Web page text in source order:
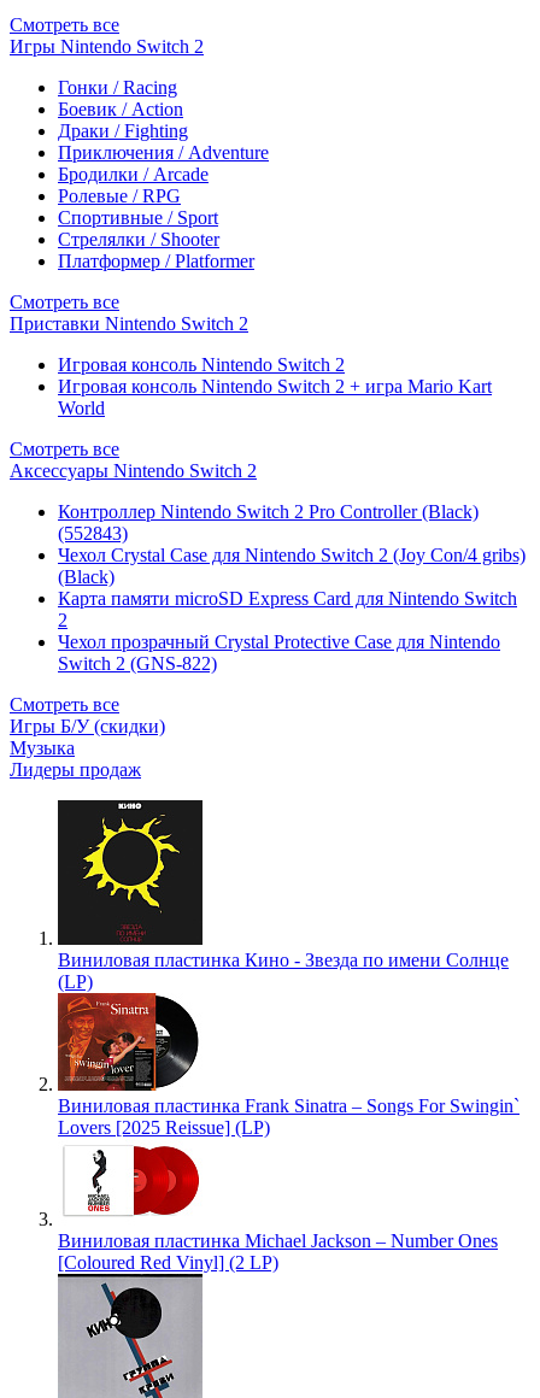
Смотреть все
Игры Nintendo Switch 2
Гонки / Racing
Боевик / Action
Драки / Fighting
Приключения / Adventure
Бродилки / Arcade
Ролевые / RPG
Спортивные / Sport
Стрелялки / Shooter
Платформер / Platformer
Смотреть все
Приставки Nintendo Switch 2
Игровая консоль Nintendo Switch 2
Игровая консоль Nintendo Switch 2 + игра Mario Kart
World
Смотреть все
Аксессуары Nintendo Switch 2
Контроллер Nintendo Switch 2 Pro Controller (Black)
(552843)
Чехол Сrystal Сase для Nintendo Switch 2 (Joy Con/4 gribs)
(Black)
Карта памяти microSD Express Card для Nintendo Switch
2
Чехол прозрачный Crystal Protective Case для Nintendo
Switch 2 (GNS-822)
Смотреть все
Игры Б/У (скидки)
Музыка
Лидеры продаж
Виниловая пластинка Кино - Звезда по имени Солнце
(LP)
Виниловая пластинка Frank Sinatra – Songs For Swingin`
Lovers [2025 Reissue] (LP)
Виниловая пластинка Michael Jackson – Number Ones
[Coloured Red Vinyl] (2 LP)